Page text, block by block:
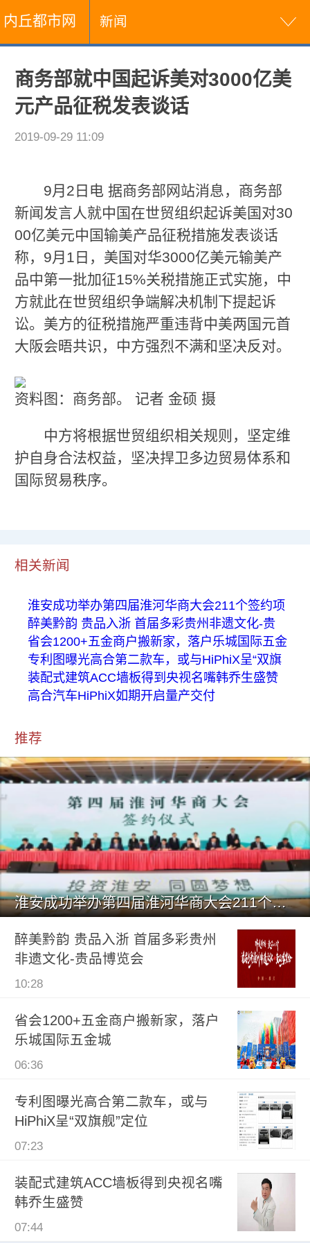
内丘都市网 新闻
商务部就中国起诉美对3000亿美
元产品征税发表谈话
2019-09-29 11:09
9月2日电 据商务部网站消息，商务部
新闻发言人就中国在世贸组织起诉美国对30
00亿美元中国输美产品征税措施发表谈话
称，9月1日，美国对华3000亿美元输美产
品中第一批加征15%关税措施正式实施，中
方就此在世贸组织争端解决机制下提起诉
讼。美方的征税措施严重违背中美两国元首
大阪会晤共识，中方强烈不满和坚决反对。
资料图：商务部。 记者 金硕 摄
中方将根据世贸组织相关规则，坚定维
护自身合法权益，坚决捍卫多边贸易体系和
国际贸易秩序。
相关新闻
淮安成功举办第四届淮河华商大会211个签约项
醉美黔韵 贵品入浙 首届多彩贵州非遗文化-贵
省会1200+五金商户搬新家，落户乐城国际五金
专利图曝光高合第二款车，或与HiPhiX呈“双旗
装配式建筑ACC墙板得到央视名嘴韩乔生盛赞
高合汽车HiPhiX如期开启量产交付
推荐
淮安成功举办第四届淮河华商大会211个签约项目 总投资1486.
醉美黔韵 贵品入浙 首届多彩贵州
非遗文化-贵品博览会
10:28
省会1200+五金商户搬新家，落户
乐城国际五金城
06:36
专利图曝光高合第二款车，或与
HiPhiX呈“双旗舰”定位
07:23
装配式建筑ACC墙板得到央视名嘴
韩乔生盛赞
07:44